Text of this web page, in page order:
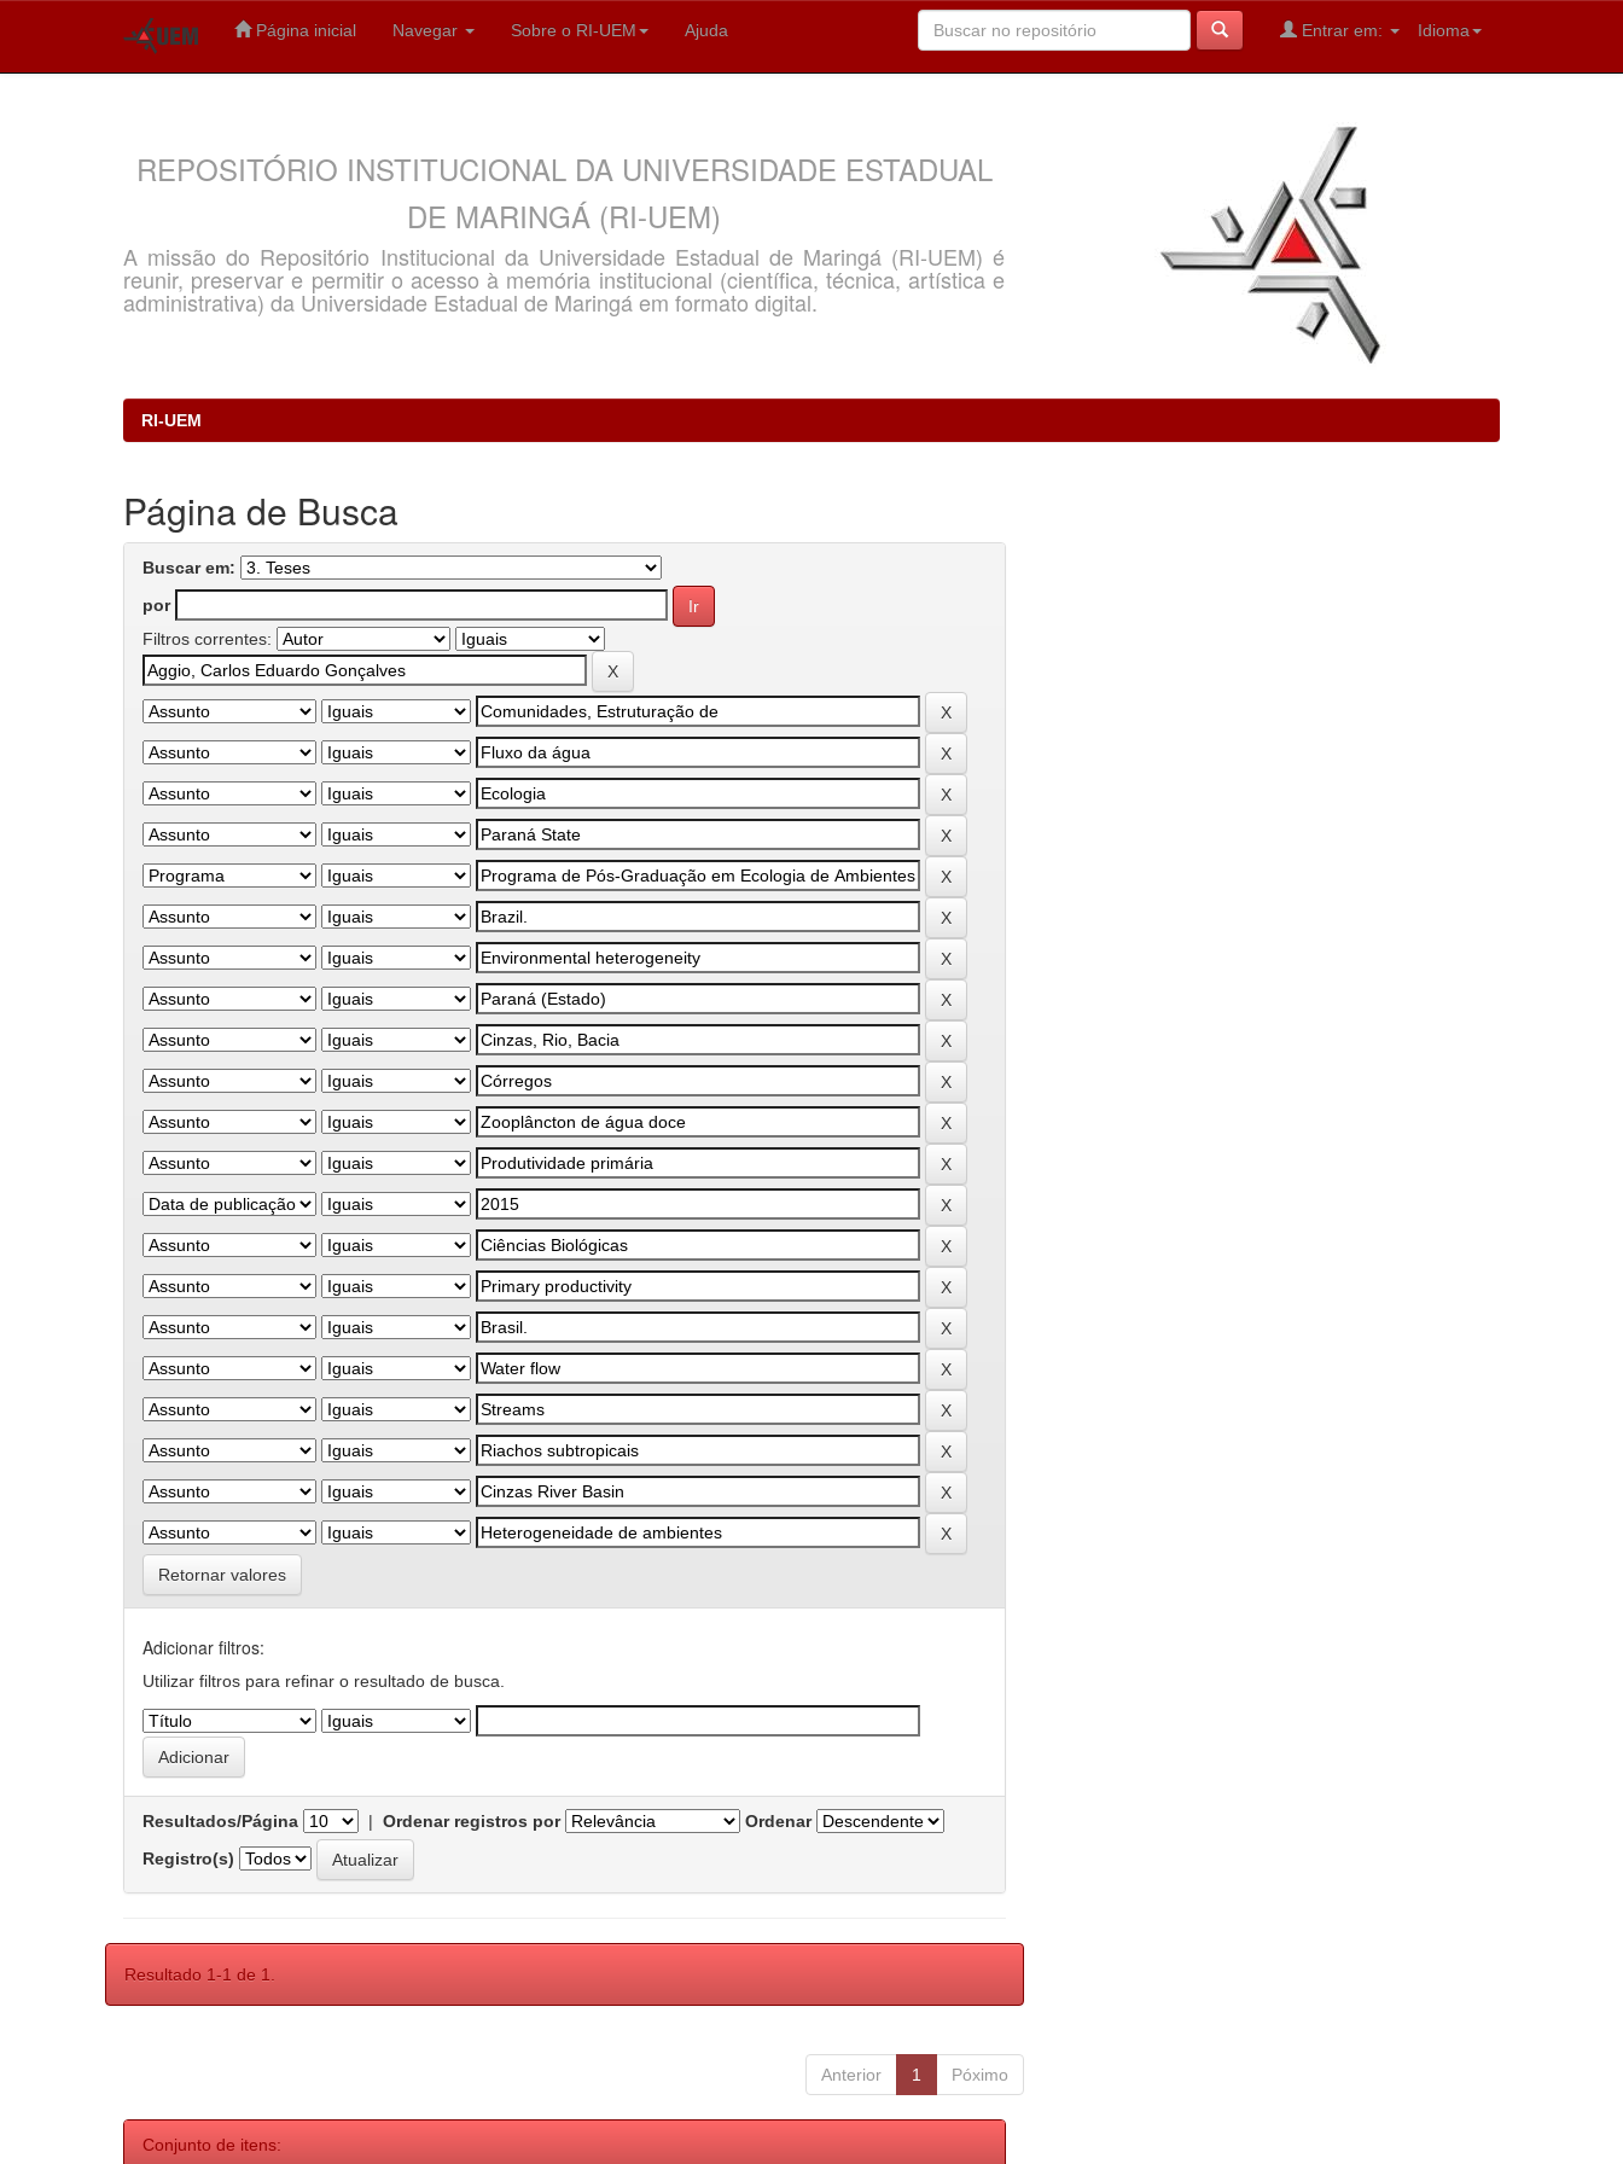
Página inicial Navegar Sobre o RI-UEM Ajuda Idioma
Entrar em:
REPOSITÓRIO INSTITUCIONAL DA UNIVERSIDADE ESTADUAL
DE MARINGÁ (RI-UEM)
A missão do Repositório Institucional da Universidade Estadual de Maringá (RI-UEM) é
reunir, preservar e permitir o acesso à memória institucional (científica, técnica, artística e
administrativa) da Universidade Estadual de Maringá em formato digital.
RI-UEM
Página de Busca
Buscar em:
por
Filtros correntes:
Retornar valores
Adicionar filtros:
Utilizar filtros para refinar o resultado de busca.
Resultados/Página | Ordenar registros por
Ordenar
Registro(s)
Resultado 1-1 de 1.
Anterior 1 Póximo
Conjunto de itens: